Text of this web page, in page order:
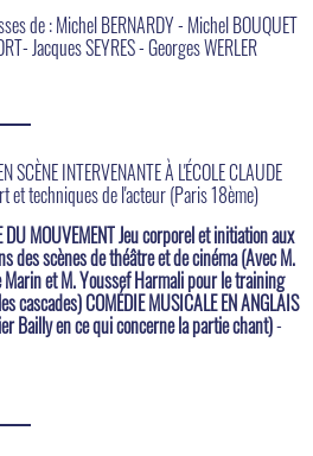
de : Michel BERNARDY - Michel BOUQUET
Jacques SEYRES - Georges WERLER
SCÈNE INTERVENANTE À L'ÉCOLE CLAUDE
et techniques de l'acteur (Paris 18ème)
DU MOUVEMENT Jeu corporel et initiation aux
des scènes de théâtre et de cinéma (Avec M.
Marin et M. Youssef Harmali pour le training
cascades) COMÉDIE MUSICALE EN ANGLAIS
Bailly en ce qui concerne la partie chant)-